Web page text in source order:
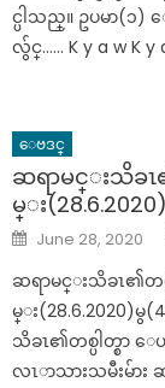
င္ပါသည္။ ဥပမာ(
လွ်င္…… K y a w K y
ေဗဒင္
ဆရာမင္းသိခၤ
မ္း
Posted
on
June 28, 2020
ဆရာမင္းသိခၤ၏တစ္
မ္း(28.6.2020)မွ
သိခၤ၏တစ္ပါတ္စာ
လၤာသားသမီးမ်ား